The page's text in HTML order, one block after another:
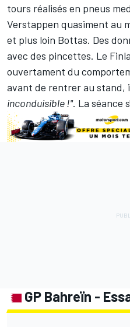
tours réalisés en pneus
Verstappen quasiment au
et plus loin Bottas. Des
avec des pincettes. Le
ouvertament du
avant de rentrer au stand,
inconduisible !". La séance
GP Bahreïn -